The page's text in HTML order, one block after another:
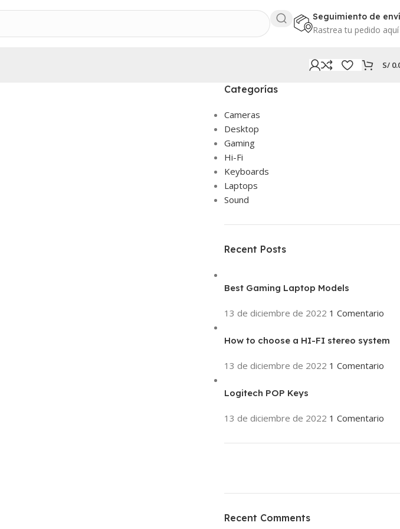
Seguimiento de
Rastrea tu pedido aquí
S/
Categorías
Cameras
Desktop
Gaming
Hi-Fi
Keyboards
Laptops
Sound
Recent Posts
Best Gaming Laptop Models
13 de diciembre de 2022 1 Comentario
How to choose a HI-FI stereo system
13 de diciembre de 2022 1 Comentario
Logitech POP Keys
13 de diciembre de 2022 1 Comentario
HP Envy 34
Recent Comments